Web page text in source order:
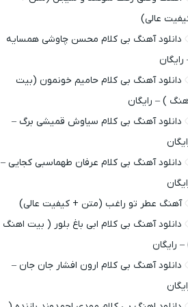
عالی)
دانلود آهنگ بی کلام محسن چاوشی همسایه
رایگان
دانلود آهنگ بی کلام حامیم خونمون (بیت
) – رایگان
دانلود آهنگ بی کلام سیاوش قمیشی برگ –
دانلود آهنگ بی کلام عرفان طهماسبی کجایی –
آهنگ عطر تو راغب (متن + کیفیت عالی)
دانلود آهنگ بی کلام ابی باغ بلور ( بیت اهنگ
– رایگان
دانلود آهنگ بی کلام ارون افشار جان جان –